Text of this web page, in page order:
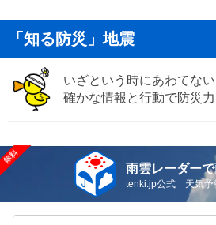
「知る防災」地震
いざという時にあわてな
確かな情報と行動で防災
雨雲レーダーで
tenki.jp公式 天気予